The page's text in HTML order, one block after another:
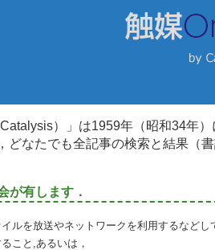
Catalysis）」は1959年（昭和34年
どなたでも全記事の検索と結果（
が有します．
ルを放送やネットワークを利用するなど
こと,あるいは，